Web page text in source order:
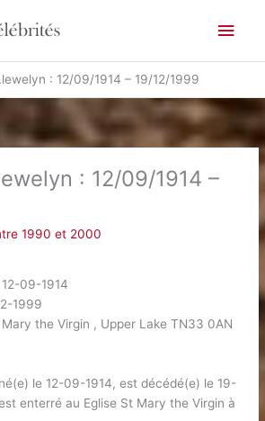
: 12/09/1914 – 19/12/1999
: 12/09/1914 –
1990 et 2000
12-09-1914
1999
Mary the Virgin , Upper Lake TN33 0AN
le 12-09-1914, est décédé(e) le 19-
enterré au Eglise St Mary the Virgin à